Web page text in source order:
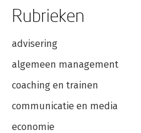
Rubrieken
advisering
algemeen management
coaching en trainen
communicatie en media
economie